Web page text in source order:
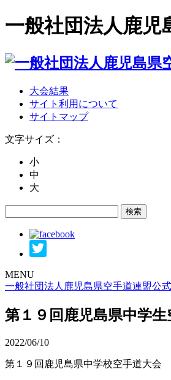
一般社団法人鹿児
大会結果
サイト利用について
サイトマップ
文字サイズ：
小
中
大
MENU
一般社団法人鹿児島県空手道連盟公
第１９回鹿児島県中学
2022/06/10
第１９回鹿児島県中学校空手道大会